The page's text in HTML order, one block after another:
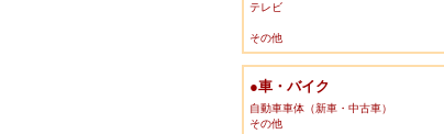
テレビ
その他
●車・バイク
自動車車体（新車・中古車）
その他